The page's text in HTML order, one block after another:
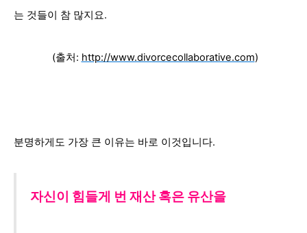
는 것들이 참 많지요.
(출처: http://www.divorcecollaborative.com)
분명하게도 가장 큰 이유는 바로 이것입니다.
자신이 힘들게 번 재산 혹은 유산을